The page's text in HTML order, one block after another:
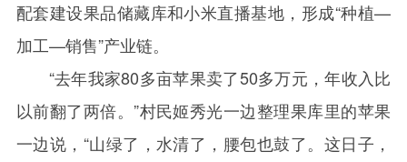
配套建设果品储藏库和小米直播基地，形成“种植—
加工—销售”产业链。
“去年我家80多亩苹果卖了50多万元，年收入比
以前翻了两倍。”村民姬秀光一边整理果库里的苹果
一边说，“山绿了，水清了，腰包也鼓了。这日子，